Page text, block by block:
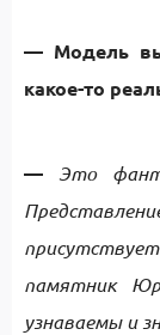
— Модель
какое-то
— Это
памятник
узнаваемы и